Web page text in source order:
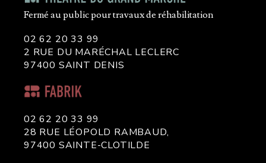
Fermé au public pour travaux de réhabilitation
02 62 20 33 99
2 RUE DU MARÉCHAL LECLERC
97400 SAINT DENIS
02 62 20 33 99
28 RUE LÉOPOLD RAMBAUD,
97400 SAINTE-CLOTILDE